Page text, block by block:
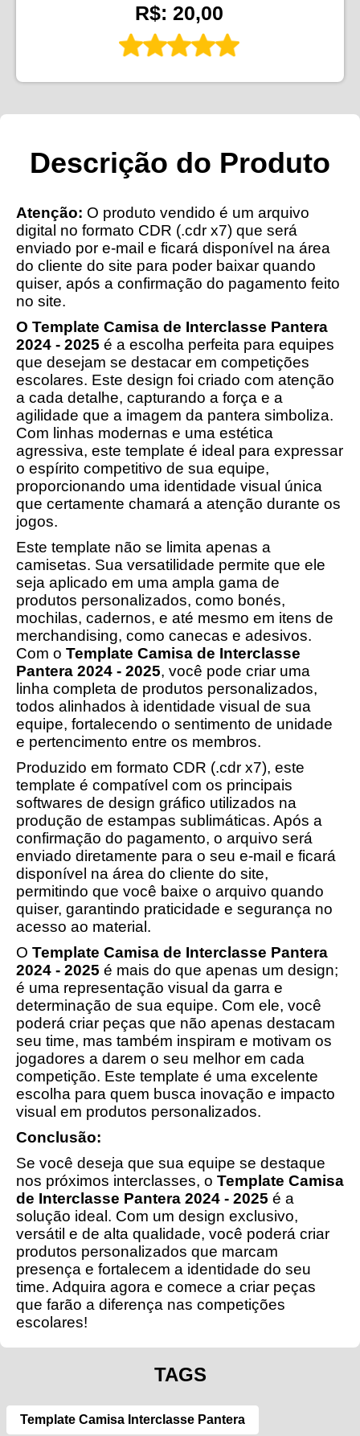
R$: 20,00
Descrição do Produto
Atenção: O produto vendido é um arquivo
digital no formato CDR (.cdr x7) que será
enviado por e-mail e ficará disponível na área
do cliente do site para poder baixar quando
quiser, após a confirmação do pagamento feito
no site.
O Template Camisa de Interclasse Pantera
2024 - 2025 é a escolha perfeita para equipes
que desejam se destacar em competições
escolares. Este design foi criado com atenção
a cada detalhe, capturando a força e a
agilidade que a imagem da pantera simboliza.
Com linhas modernas e uma estética
agressiva, este template é ideal para expressar
o espírito competitivo de sua equipe,
proporcionando uma identidade visual única
que certamente chamará a atenção durante os
jogos.
Este template não se limita apenas a
camisetas. Sua versatilidade permite que ele
seja aplicado em uma ampla gama de
produtos personalizados, como bonés,
mochilas, cadernos, e até mesmo em itens de
merchandising, como canecas e adesivos.
Com o Template Camisa de Interclasse
Pantera 2024 - 2025, você pode criar uma
linha completa de produtos personalizados,
todos alinhados à identidade visual de sua
equipe, fortalecendo o sentimento de unidade
e pertencimento entre os membros.
Produzido em formato CDR (.cdr x7), este
template é compatível com os principais
softwares de design gráfico utilizados na
produção de estampas sublimáticas. Após a
confirmação do pagamento, o arquivo será
enviado diretamente para o seu e-mail e ficará
disponível na área do cliente do site,
permitindo que você baixe o arquivo quando
quiser, garantindo praticidade e segurança no
acesso ao material.
O Template Camisa de Interclasse Pantera
2024 - 2025 é mais do que apenas um design;
é uma representação visual da garra e
determinação de sua equipe. Com ele, você
poderá criar peças que não apenas destacam
seu time, mas também inspiram e motivam os
jogadores a darem o seu melhor em cada
competição. Este template é uma excelente
escolha para quem busca inovação e impacto
visual em produtos personalizados.
Conclusão:
Se você deseja que sua equipe se destaque
nos próximos interclasses, o Template Camisa
de Interclasse Pantera 2024 - 2025 é a
solução ideal. Com um design exclusivo,
versátil e de alta qualidade, você poderá criar
produtos personalizados que marcam
presença e fortalecem a identidade do seu
time. Adquira agora e comece a criar peças
que farão a diferença nas competições
escolares!
TAGS
Template Camisa Interclasse Pantera